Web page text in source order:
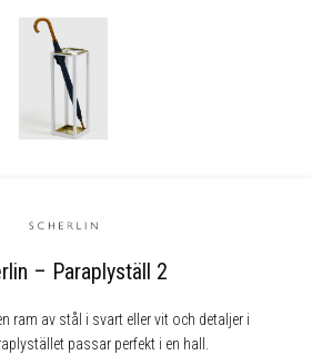
– Paraplyställ 2
ram av stål i svart eller vit och detaljer i
passar perfekt i en hall.